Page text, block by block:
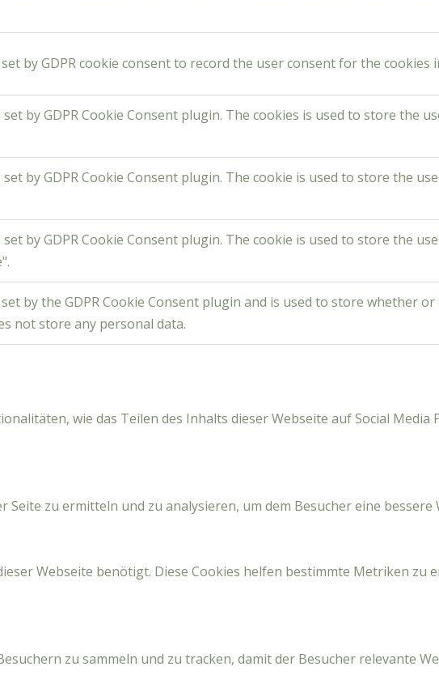
by GDPR cookie consent to record the user consent for the cookies
set by GDPR Cookie Consent plugin. The cookies is used to store the
set by GDPR Cookie Consent plugin. The cookie is used to store the
set by GDPR Cookie Consent plugin. The cookie is used to store the
by the GDPR Cookie Consent plugin and is used to store whether
not store any personal data.
wie das Teilen des Inhalts dieser Webseite auf Social Media
zu ermitteln und zu analysieren, um dem Besucher eine
Webseite benötigt. Diese Cookies helfen bestimmte Metriken zu
zu sammeln und zu tracken, damit der Besucher relevante